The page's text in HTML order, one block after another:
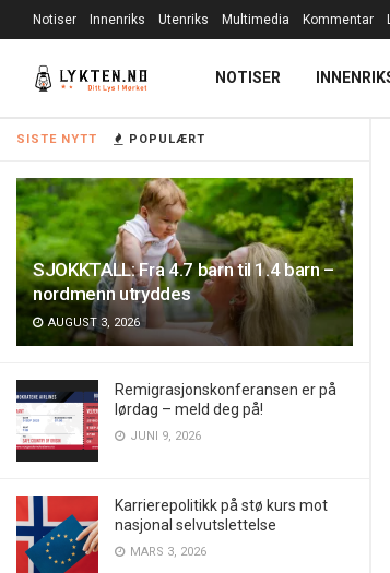
SISTE NYTT POPULÆRT
SJOKKTALL: Fra 4.7 barn til 1.4 barn –
nordmenn utryddes
AUGUST 3, 2026
Remigrasjonskonferansen er på
lørdag – meld deg på!
JUNI 9, 2026
Karrierepolitikk på stø kurs mot
nasjonal selvutslettelse
MARS 3, 2026
Notiser Innenriks Utenriks Multimedia Kommentar
NOTISER